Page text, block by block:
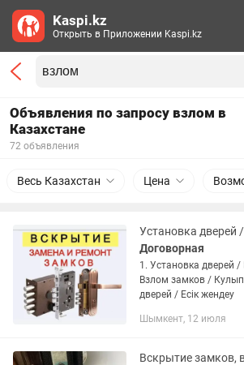
Объявления по запросу взлом в
Казахстане
72 объявления
Весь Казахстан Цена
Договорная
1. Установка дверей /
Взлом замков /
дверей / Есік жендеу
Шымкент, 12 июля
Kaspi.kz
Открыть в Приложении Kaspi.kz